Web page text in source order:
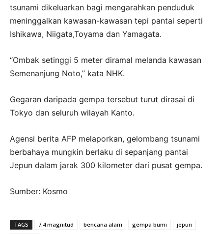
tsunami dikeluarkan bagi mengarahkan penduduk
meninggalkan kawasan-kawasan tepi pantai seperti
Ishikawa, Niigata,Toyama dan Yamagata.
“Ombak setinggi 5 meter diramal melanda kawasan
Semenanjung Noto,” kata NHK.
Gegaran daripada gempa tersebut turut dirasai di
Tokyo dan seluruh wilayah Kanto.
Agensi berita AFP melaporkan, gelombang tsunami
berbahaya mungkin berlaku di sepanjang pantai
Jepun dalam jarak 300 kilometer dari pusat gempa.
Sumber: Kosmo
TAGS 7.4 magnitud bencana alam gempa bumi
jepun